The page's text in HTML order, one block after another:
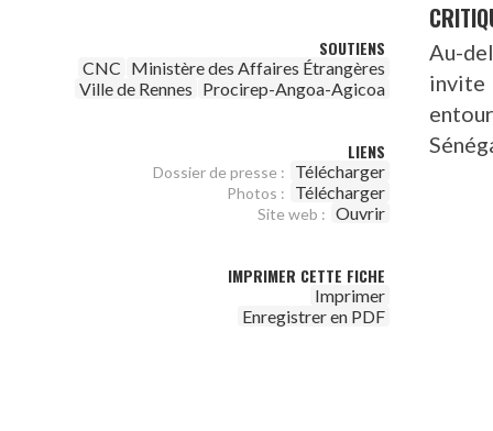
SOUTIENS
CNC Ministère des Affaires Étrangères
Ville de Rennes Procirep-Angoa-Agicoa
LIENS
Dossier de presse : Télécharger
Photos : Télécharger
Site web : Ouvrir
IMPRIMER CETTE FICHE
Imprimer
Enregistrer en PDF
Au-
invite